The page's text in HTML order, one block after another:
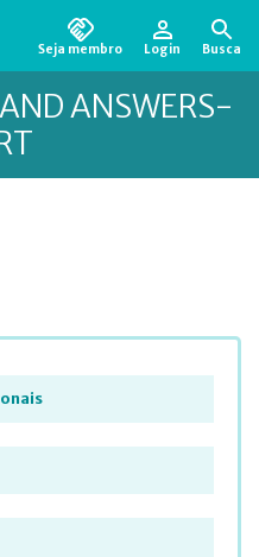
Seja membro Login Busca
ANSWERS-